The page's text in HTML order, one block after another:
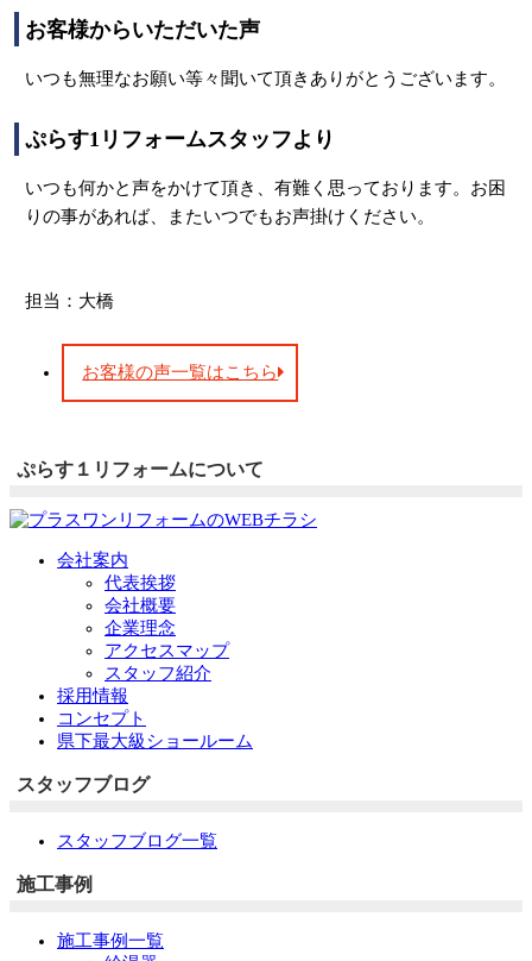
お客様からいただいた声
いつも無理なお願い等々聞いて頂きありがとうございます。
ぷらす1リフォームスタッフより
いつも何かと声をかけて頂き、有難く思っております。お困
りの事があれば、またいつでもお声掛けください。
担当：大橋
お客様の声一覧はこちら
ぷらす１リフォームについて
会社案内
代表挨拶
会社概要
企業理念
アクセスマップ
スタッフ紹介
採用情報
コンセプト
県下最大級ショールーム
スタッフブログ
スタッフブログ一覧
施工事例
施工事例一覧